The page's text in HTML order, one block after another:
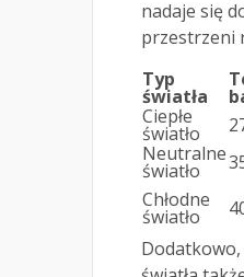
nadaje się
przestrzeni
Typ
światła
Ciepłe
światło
Neutralne
światło
Chłodne
światło